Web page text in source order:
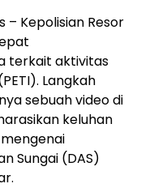
– Kepolisian Resor
terkait aktivitas
Langkah
sebuah video di
keluhan
Sungai (DAS)